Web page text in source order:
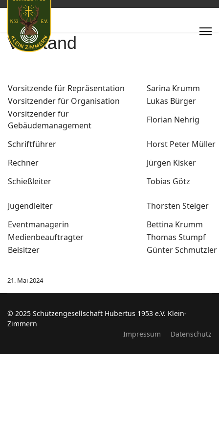
Vorstand
Vorsitzende für Repräsentation
Sarina Krumm
Vorsitzender für Organisation
Lukas Bürger
Vorsitzender für
Gebäudemanagement
Florian Nehrig
Schriftführer
Horst Peter Müller
Rechner
Jürgen Kisker
Schießleiter
Tobias Götz
Jugendleiter
Thorsten Steiger
Eventmanagerin
Bettina Krumm
Medienbeauftragter
Thomas Stumpf
Beisitzer
Günter Schmutzler
21. Mai 2024
© 2025 Schützengesellschaft Hubertus 1953 e.V. Klein-
Zimmern
Impressum
Datenschutz